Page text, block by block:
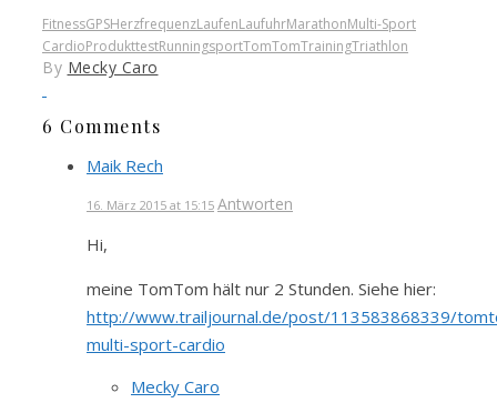
FitnessGPSHerzfrequenzLaufenLaufuhrMarathonMulti-Sport
CardioProdukttestRunningsportTomTomTrainingTriathlon
By Mecky Caro
6 Comments
Maik Rech
16. März 2015 at 15:15 Antworten
Hi,
meine TomTom hält nur 2 Stunden. Siehe hier:
http://www.trailjournal.de/post/113583868339/
multi-sport-cardio
Mecky Caro